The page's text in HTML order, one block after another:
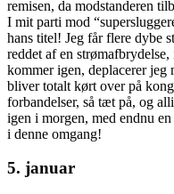
remisen, da modstanderen
I mit parti mod
hans titel! Jeg får flere dybe
reddet af en
kommer igen, deplacerer
bliver totalt kørt over på
forbandelser, så tæt på, og
igen i morgen, med endnu
i denne omgang!
5. januar